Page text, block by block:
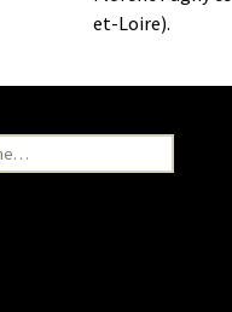
et-Loire).
pour :